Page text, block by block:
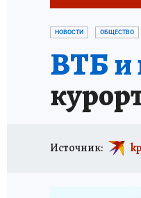
НОВОСТИ ОБЩЕСТВО
ВТБ и
Источник: